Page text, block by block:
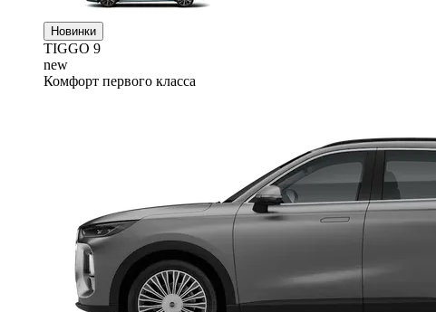
Новинки
TIGGO 9
new
Комфорт первого класса